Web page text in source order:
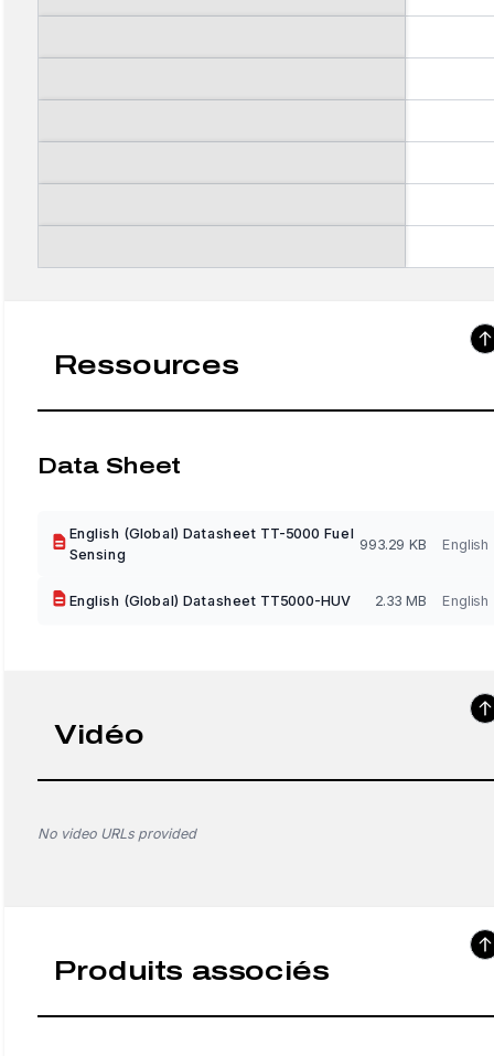
Ressources
Data Sheet
English (Global) Datasheet TT-5000 Fuel
Sensing
993.29 KB English
English (Global) Datasheet TT5000-HUV 2.33 MB English
Vidéo
No video URLs provided
Produits associés